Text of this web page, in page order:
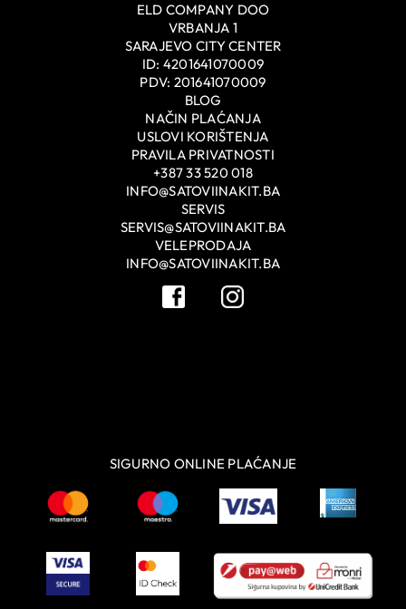
ELD COMPANY DOO
VRBANJA 1
SARAJEVO CITY CENTER
ID: 4201641070009
PDV: 201641070009
BLOG
NAČIN PLAĆANJA
USLOVI KORIŠTENJA
PRAVILA PRIVATNOSTI
+387 33 520 018
INFO@SATOVIINAKIT.BA
SERVIS
SERVIS@SATOVIINAKIT.BA
VELEPRODAJA
INFO@SATOVIINAKIT.BA
SIGURNO ONLINE PLAĆANJE